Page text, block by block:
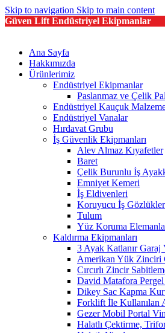
Skip to navigation Skip to main content
Güven Lift Endüstriyel Ekipmanlar
Ana Sayfa
Hakkımızda
Ürünlerimiz
Endüstriyel Ekipmanlar
Paslanmaz ve Çelik
Endüstriyel Kauçuk
Endüstriyel Vanalar
Hırdavat Grubu
İş Güvenlik Ekipmanları
Alev Almaz Kıyafetler
Baret
Çelik Burunlu İş
Emniyet Kemeri
İş Eldivenleri
Koruyucu İş
Tulum
Yüz Koruma
Kaldırma Ekipmanları
3 Ayak Katlanır Garaj
Amerikan Yük Zinciri
Cırcırlı Zincir
David Matafora
Dikey Sac Kapma
Forklift İle Kullanılan
Gezer Mobil Portal
Halatlı Çektirme,